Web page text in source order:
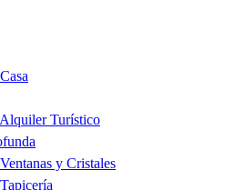
Turístico
y Cristales